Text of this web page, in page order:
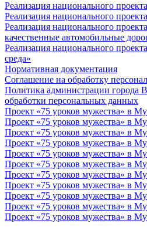
Реализация национального
Реализация национального
Реализация национального
качественные автомобильные
Реализация национального
среда»
Нормативная документация
Соглашение на обработку
Политика администрации города
обработки персональных данных
Проект «75 уроков мужества» в
Проект «75 уроков мужества» в
Проект «75 уроков мужества» в
Проект «75 уроков мужества» в
Проект «75 уроков мужества» в
Проект «75 уроков мужества» в
Проект «75 уроков мужества» в
Проект «75 уроков мужества» в
Проект «75 уроков мужества» в
Проект «75 уроков мужества» в
Проект «75 уроков мужества» в